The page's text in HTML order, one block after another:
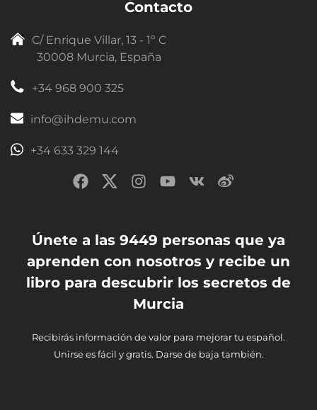
Contacto
C/ Enrique Villar, 13 - 1º C
30008 Murcia, España
+34 968 900 325
info@ihdemu.com
+34 633 329 144
Únete a las 9449 personas que ya
aprenden con nosotros y recibe un
libro para descubrir los secretos de
Murcia
Recibirás información de valor para mejorar tu español.
Unirse es fácil y gratis. Darse de baja también.